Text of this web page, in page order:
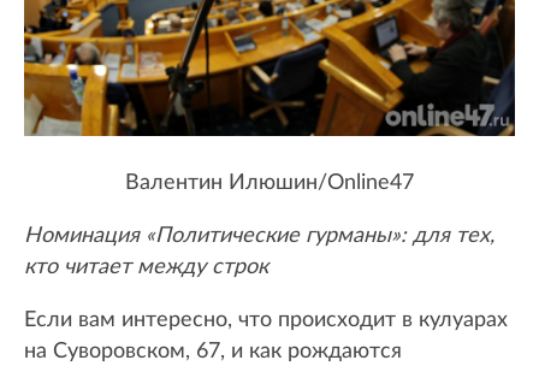
Валентин Илюшин/Online47
Номинация «Политические гурманы»: для тех,
кто читает между строк
Если вам интересно, что происходит в кулуарах
на Суворовском, 67, и как рождаются